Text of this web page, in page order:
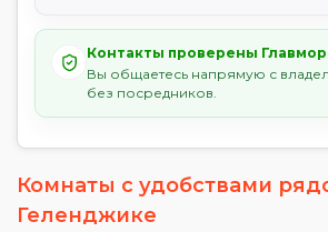
Контакты проверены
Вы общаетесь напрямую с
без посредников.
Комнаты с удобствами
Геленджике